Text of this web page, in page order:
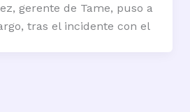
gerente de Tame, puso a
tras el incidente con el